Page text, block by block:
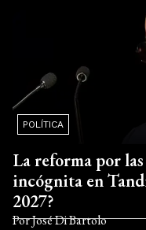
POLÍTICA
La reforma por
incógnita en
2027?
PorJosé Di Bartolo